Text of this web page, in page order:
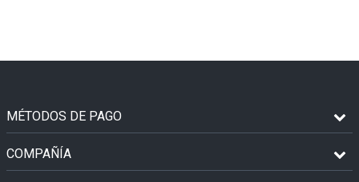
MÉTODOS DE PAGO
COMPAÑÍA